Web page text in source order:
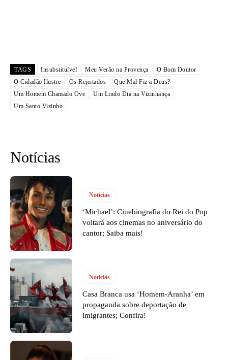
TAGS Insubstituível Meu Verão na Provença
O Bom Doutor
O Cidadão Ilustre
Os Rejeitados
Que Mal Fiz a Deus?
Um Homem Chamado Ove
Um Lindo Dia na Vizinhança
Um Santo Vizinho
Notícias
Notícias
‘Michael’: Cinebiografia do Rei do Pop
voltará aos cinemas no aniversário do
cantor; Saiba mais!
Notícias
Casa Branca usa ‘Homem-Aranha’ em
propaganda sobre deportação de
imigrantes; Confira!